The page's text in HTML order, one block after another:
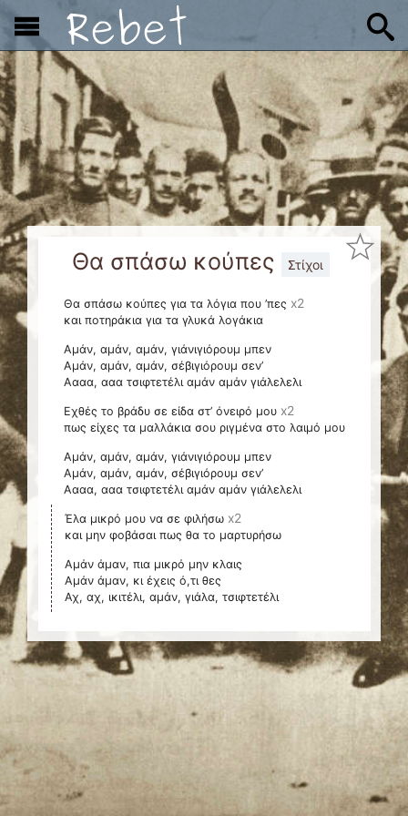
x
Θα σπάσω κούπες Στίχοι
Θα σπάσω κούπες για τα λόγια που ’πες x2
και ποτηράκια για τα γλυκά λογάκια
Αμάν, αμάν, αμάν, γιάνιγιόρουμ μπεν
Αμάν, αμάν, αμάν, σέβιγιόρουμ σεν’
Αααα, ααα τσιφτετέλι αμάν αμάν γιάλελελι
Εχθές το βράδυ σε είδα στ’ όνειρό μου x2
πως είχες τα μαλλάκια σου ριγμένα στο λαιμό μου
Αμάν, αμάν, αμάν, γιάνιγιόρουμ μπεν
Αμάν, αμάν, αμάν, σέβιγιόρουμ σεν’
Αααα, ααα τσιφτετέλι αμάν αμάν γιάλελελι
Έλα μικρό μου να σε φιλήσω x2
και μην φοβάσαι πως θα το μαρτυρήσω
Αμάν άμαν, πια μικρό μην κλαις
Αμάν άμαν, κι έχεις ό,τι θες
Αχ, αχ, ικιτέλι, αμάν, γιάλα, τσιφτετέλι